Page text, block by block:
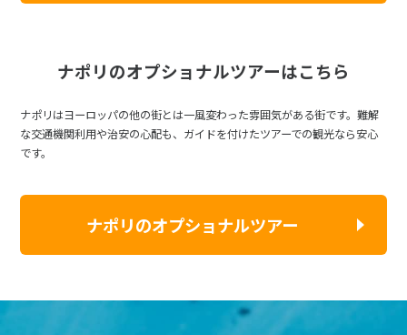
ナポリのオプショナルツアーはこちら
ナポリはヨーロッパの他の街とは一風変わった雰囲気がある街です。難解
な交通機関利用や治安の心配も、ガイドを付けたツアーでの観光なら安心
です。
ナポリのオプショナルツアー